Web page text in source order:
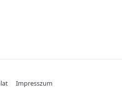
Impresszum